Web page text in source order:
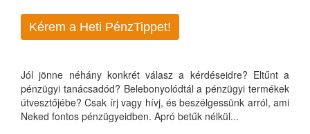
Kérem a Heti PénzTippet!
Jól jönne néhány konkrét válasz a kérdéseidre? Eltűnt a
pénzügyi tanácsadód? Belebonyolódtál a pénzügyi termékek
útvesztőjébe? Csak írj vagy hívj, és beszélgessünk arról, ami
Neked fontos pénzügyeidben. Apró betűk nélkül...